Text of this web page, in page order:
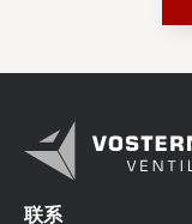
联系